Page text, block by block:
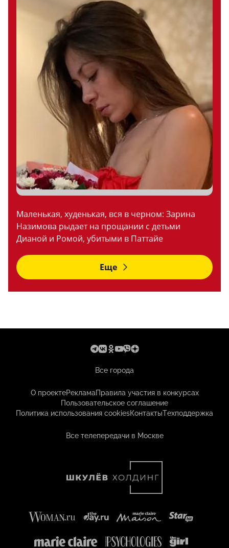
Маленькая, худенькая, вся в черном: Зарина
Назимова рыдает на прощании с детьми
Дианой и Ромой, убитыми в Паттайе
Еще
Все города
О проектеРекламаПравила участия в конкурсах
Пользовательское соглашение
Политика использования cookiesКонтактыТехподдержка
Все телепередачи в Москве